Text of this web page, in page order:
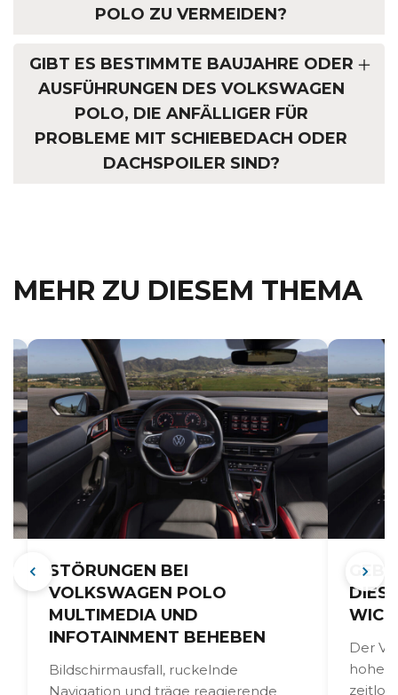
OLO ZU VERMEIDEN?
GIBT ES BESTIMMTE BAUJAHRE ODER
AUSFÜHRUNGEN DES VOLKSWAGEN
POLO, DIE ANFÄLLIGER FÜR
PROBLEME MIT SCHIEBEDACH ODER
DACHSPOILER SIND?
MEHR ZU DIESEM THEMA
STÖRUNGEN BEI
VOLKSWAGEN POLO
MULTIMEDIA UND
INFOTAINMENT BEHEBEN
Bildschirmausfall, ruckelnde
Navigation und träge reagierende
Der
hohen